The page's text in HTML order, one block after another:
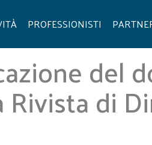
PROFESSIONISTI
del
Rivista di